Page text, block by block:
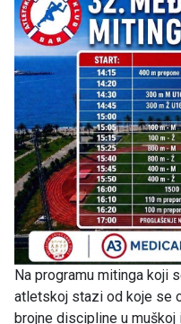
Na programu mitinga koji
atletskoj stazi od koje se
brojne discipline u